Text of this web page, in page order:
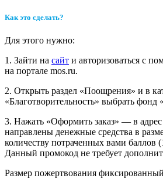
Как это сделать?
Для этого нужно:
1. Зайти на сайт и авторизоваться с
на портале mos.ru.
2. Открыть раздел «Поощрения» и в
«Благотворительность» выбрать фонд
3. Нажать «Оформить заказ» — в адрес
направлены денежные средства в
количеству потраченных вами баллов
Данный промокод не требует
Размер пожертвования